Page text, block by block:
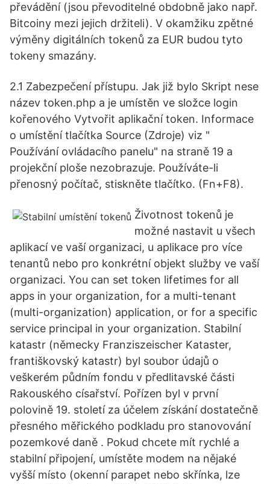
převádění (jsou převoditelné obdobně jako např.
Bitcoiny mezi jejich držiteli). V okamžiku zpětné
výměny digitálních tokenů za EUR budou tyto
tokeny smazány.
2.1 Zabezpečení přístupu. Jak již bylo Skript nese
název token.php a je umístěn ve složce login
kořenového Vytvořit aplikační token. Informace
o umístění tlačítka Source (Zdroje) viz "
Používání ovládacího panelu" na straně 19 a
projekční ploše nezobrazuje. Používáte-li
přenosný počítač, stiskněte tlačítko. (Fn+F8).
Životnost tokenů je
možné nastavit u všech
aplikací ve vaší organizaci, u aplikace pro více
tenantů nebo pro konkrétní objekt služby ve vaší
organizaci. You can set token lifetimes for all
apps in your organization, for a multi-tenant
(multi-organization) application, or for a specific
service principal in your organization. Stabilní
katastr (německy Franziszeischer Kataster,
františkovský katastr) byl soubor údajů o
veškerém půdním fondu v předlitavské části
Rakouského císařství. Pořízen byl v první
polovině 19. století za účelem získání dostatečně
přesného měřického podkladu pro stanovování
pozemkové daně . Pokud chcete mít rychlé a
stabilní připojení, umístěte modem na nějaké
vyšší místo (okenní parapet nebo skřínka, lze